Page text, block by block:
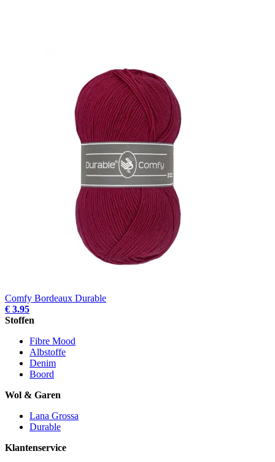
Comfy Bordeaux Durable
€ 3.95
Stoffen
Fibre Mood
Albstoffe
Denim
Boord
Wol & Garen
Lana Grossa
Durable
Klantenservice